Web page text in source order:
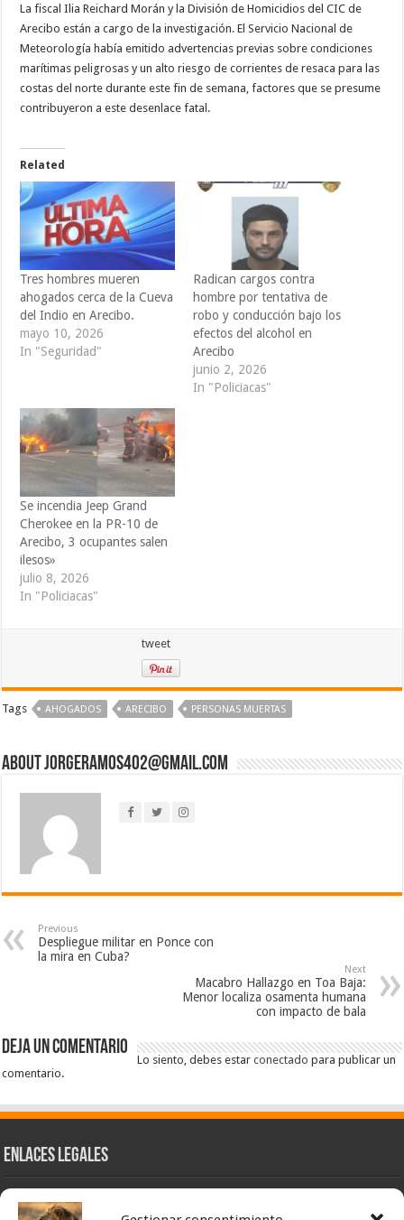
La fiscal Ilia Reichard Morán y la División de Homicidios del CIC de
Arecibo están a cargo de la investigación. El Servicio Nacional de
Meteorología había emitido advertencias previas sobre condiciones
marítimas peligrosas y un alto riesgo de corrientes de resaca para las
costas del norte durante este fin de semana, factores que se presume
contribuyeron a este desenlace fatal.
Related
Tres hombres mueren
ahogados cerca de la Cueva
del Indio en Arecibo.
mayo 10, 2026
In "Seguridad"
Radican cargos contra
hombre por tentativa de
robo y conducción bajo los
efectos del alcohol en
Arecibo
junio 2, 2026
In "Policiacas"
Se incendia Jeep Grand
Cherokee en la PR-10 de
Arecibo, 3 ocupantes salen
ilesos»
julio 8, 2026
In "Policiacas"
tweet
Tags AHOGADOS ARECIBO PERSONAS MUERTAS
About jorgeramos402@gmail.com
Previous
Despliegue militar en Ponce con
la mira en Cuba?
Next
Macabro Hallazgo en Toa Baja:
Menor localiza osamenta humana
con impacto de bala
Deja un comentario
Lo siento, debes estarconectado para publicar un
comentario.
Enlaces Legales
Nuestra Esencia